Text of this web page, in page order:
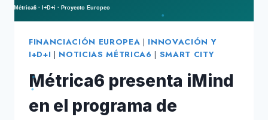
FINANCIACIÓN EUROPEA | INNOVACIÓN Y
I+D+I | NOTICIAS MÉTRICA6 | SMART CITY
Métrica6 presenta iMind
en el programa de